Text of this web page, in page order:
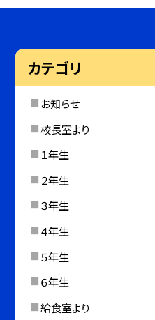
カテゴリ
お知らせ
校長室より
１年生
２年生
３年生
４年生
５年生
６年生
給食室より